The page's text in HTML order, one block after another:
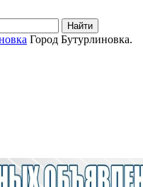
Найти
Город Бутурлиновка.